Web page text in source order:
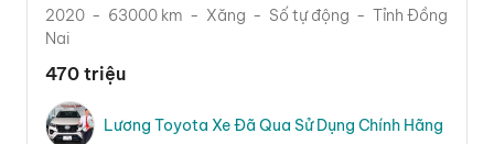
2020 63000 km Xăng Số tự động
Tỉnh Đồng
Nai
470 triệu
Lương Toyota Xe Đã Qua Sử Dụng Chính Hãng